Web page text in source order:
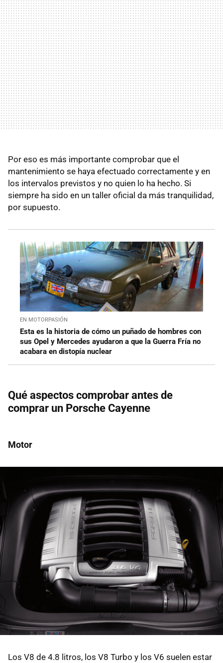
Por eso es más importante comprobar que el
mantenimiento se haya efectuado correctamente y en
los intervalos previstos y no quien lo ha hecho. Si
siempre ha sido en un taller oficial da más tranquilidad,
por supuesto.
EN MOTORPASIÓN
Esta es la historia de cómo un puñado de hombres con
sus Opel y Mercedes ayudaron a que la Guerra Fría no
acabara en distopía nuclear
Qué aspectos comprobar antes de
comprar un Porsche Cayenne
Motor
Los V8 de 4.8 litros, los V8 Turbo y los V6 suelen estar